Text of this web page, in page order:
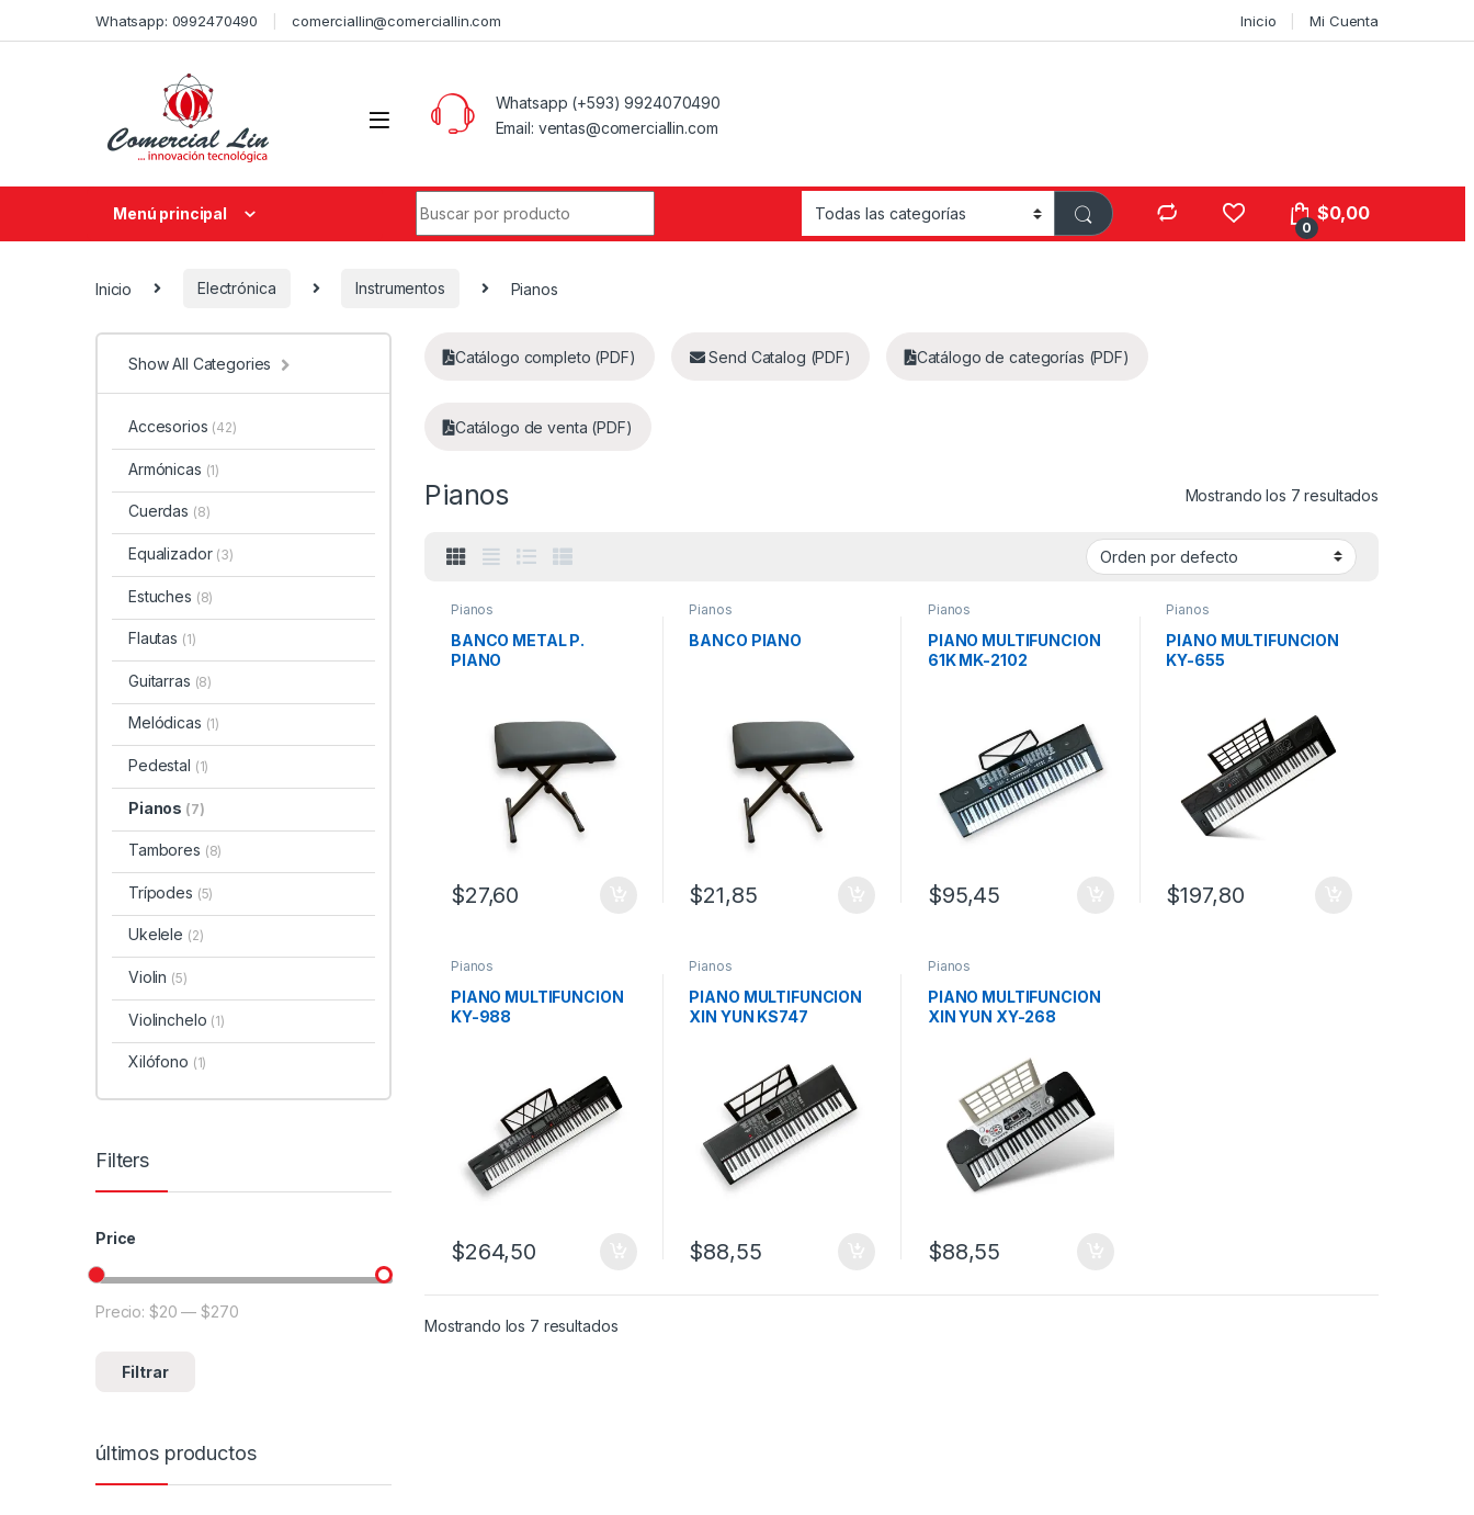
Whatsapp: 0992470490 comerciallin@comerciallin.com Inicio Mi Cuenta
Whatsapp (+593) 9924070490
Email: ventas@comerciallin.com
Menú principal
0
$0,00
Inicio Electrónica Instrumentos Pianos
Catálogo completo (PDF) Send Catalog (PDF) Catálogo de categorías (PDF)
Catálogo de venta (PDF)
Pianos Mostrando los 7 resultados
Pianos
BANCO METAL P.
PIANO
$27,60
Pianos
BANCO PIANO
$21,85
Pianos
PIANO MULTIFUNCION
61K MK-2102
$95,45
Pianos
PIANO MULTIFUNCION
KY-655
$197,80
Pianos
PIANO MULTIFUNCION
KY-988
$264,50
Pianos
PIANO MULTIFUNCION
XIN YUN KS747
$88,55
Pianos
PIANO MULTIFUNCION
XIN YUN XY-268
$88,55
Mostrando los 7 resultados
Show All Categories
Accesorios (42)
Armónicas (1)
Cuerdas (8)
Equalizador (3)
Estuches (8)
Flautas (1)
Guitarras (8)
Melódicas (1)
Pedestal (1)
Pianos (7)
Tambores (8)
Trípodes (5)
Ukelele (2)
Violin (5)
Violinchelo (1)
Xilófono (1)
Filters
Price
Filtrar
Precio: $20 —$270
últimos productos